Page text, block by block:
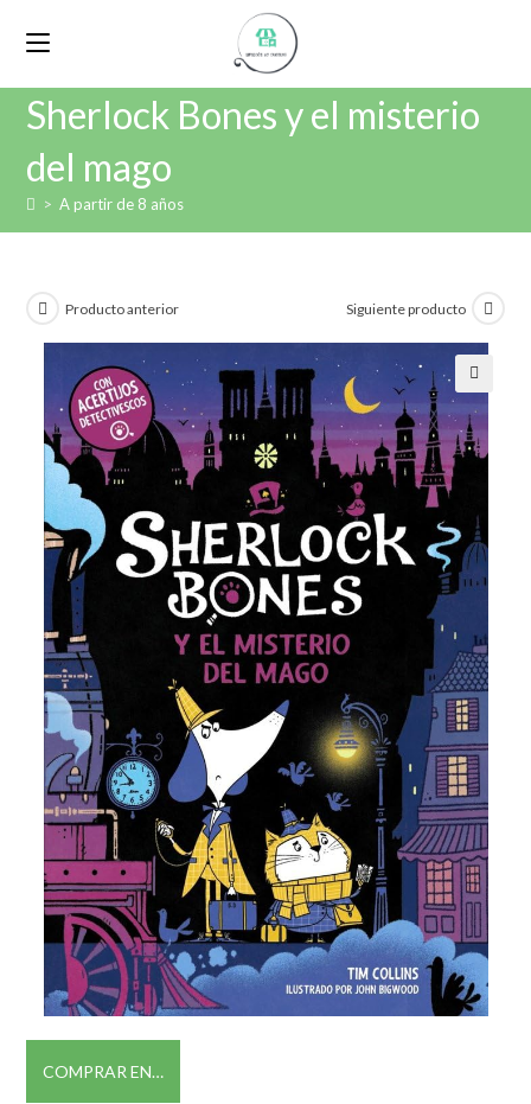
Sherlock Bones y el misterio
del mago
> A partir de 8 años
Producto anterior Siguiente producto
🔍
COMPRAR EN…